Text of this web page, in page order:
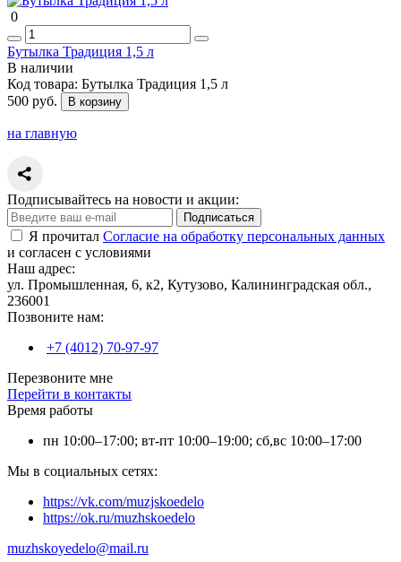
0
Бутылка Традиция 1,5 л
В наличии
Код товара: Бутылка Традиция 1,5 л
500 руб.
В корзину
на главную
Подписывайтесь на новости и акции:
Подписаться
Я прочитал Согласие на обработку персональных данных
и согласен с условиями
Наш адрес:
ул. Промышленная, 6, к2, Кутузово, Калининградская обл.,
236001
Позвоните нам:
+7 (4012) 70-97-97
Перезвоните мне
Перейти в контакты
Время работы
пн 10:00–17:00; вт-пт 10:00–19:00; сб,вс 10:00–17:00
Мы в социальных сетях:
https://vk.com/muzjskoedelo
https://ok.ru/muzhskoedelo
muzhskoyedelo@mail.ru